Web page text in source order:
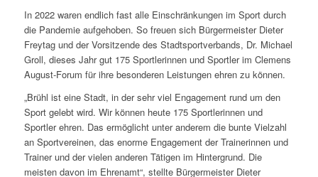
In 2022 waren endlich fast alle Einschränkungen im Sport durch
die Pandemie aufgehoben. So freuen sich Bürgermeister Dieter
Freytag und der Vorsitzende des Stadtsportverbands, Dr. Michael
Groll, dieses Jahr gut 175 Sportlerinnen und Sportler im Clemens
August-Forum für ihre besonderen Leistungen ehren zu können.
„Brühl ist eine Stadt, in der sehr viel Engagement rund um den
Sport gelebt wird. Wir können heute 175 Sportlerinnen und
Sportler ehren. Das ermöglicht unter anderem die bunte Vielzahl
an Sportvereinen, das enorme Engagement der Trainerinnen und
Trainer und der vielen anderen Tätigen im Hintergrund. Die
meisten davon im Ehrenamt“, stellte Bürgermeister Dieter